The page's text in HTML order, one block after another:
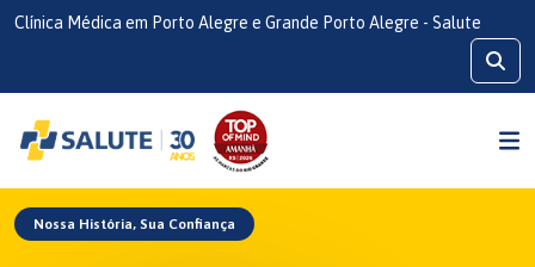
Clínica Médica em Porto Alegre e Grande Porto Alegre - Salute
Nossa História, Sua Confiança